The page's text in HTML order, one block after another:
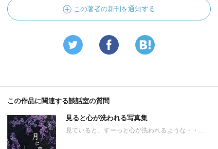
この著者の新刊を通知する
この作品に関連する談話室の質問
見ると心が洗われる写真集
見ていると、すーっと心が洗われるような・・...